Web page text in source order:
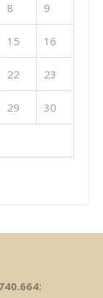
8 9
15 16
22 23
29 30